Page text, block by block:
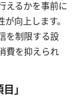
えるかを事前に
向上します。
を制限する設
費を抑えられ
」